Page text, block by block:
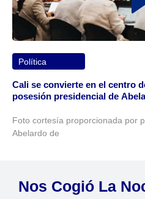
Política
Cali se convierte en el centro
posesión presidencial de
Foto cortesía proporcionada por
Abelardo de
Nos Cogió La